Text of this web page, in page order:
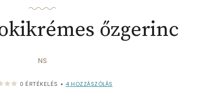
őzgerinc
NS
0 ÉRTÉKELÉS • 4 HOZZÁSZÓLÁS